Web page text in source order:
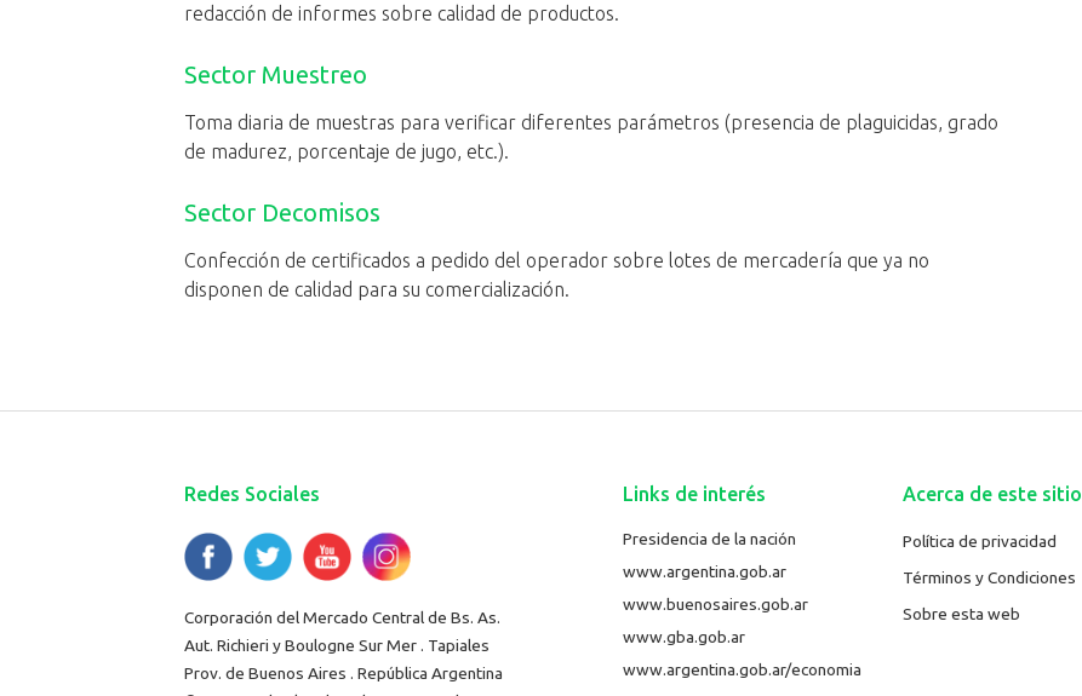
redacción de informes sobre calidad de productos.
Sector Muestreo​
Toma diaria de muestras para verificar diferentes parámetros (presencia de plaguicidas, grado
de madurez, porcentaje de jugo, etc.).
Sector Decomisos
​Confección de certificados a pedido del operador sobre lotes de mercadería que ya no
disponen de calidad para su comercialización.
Redes Sociales
Corporación del Mercado Central de Bs. As.
Aut. Richieri y Boulogne Sur Mer . Tapiales
Prov. de Buenos Aires . República Argentina
Links de interés
Presidencia de la nación
www.argentina.gob.ar
www.buenosaires.gob.ar
www.gba.gob.ar
www.argentina.gob.ar/economia
Acerca de este sitio
Política de privacidad
Términos y Condiciones
Sobre esta web